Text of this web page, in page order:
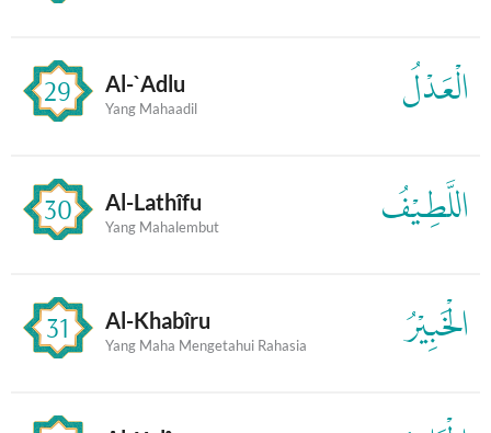
29 Al-`Adlu
Yang Mahaadil الْعَدْلُ
30 Al-Lathîfu
Yang Mahalembut اللَّطِيْفُ
31 Al-Khabîru
Yang Maha Mengetahui Rahasia الْخَبِيْرُ